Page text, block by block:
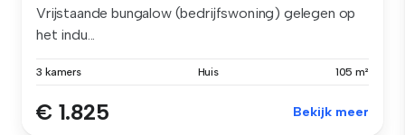
Vrijstaande bungalow (bedrijfswoning) gelegen op
het indu...
3 kamers Huis 105 m²
€ 1.825 Bekijk meer